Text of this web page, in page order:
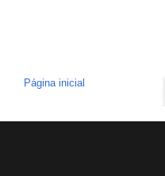
Página inicial